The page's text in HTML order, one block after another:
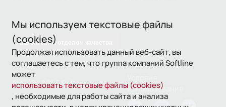
Мы используем текстовые файлы
(cookies)
Продолжая использовать данный веб-сайт, вы
соглашаетесь с тем, что группа компаний Softline
может
использовать текстовые файлы (cookies)
, необходимые для работы сайта и анализа
Связаться с отделом качества
© 1993—2026 Softline
использования